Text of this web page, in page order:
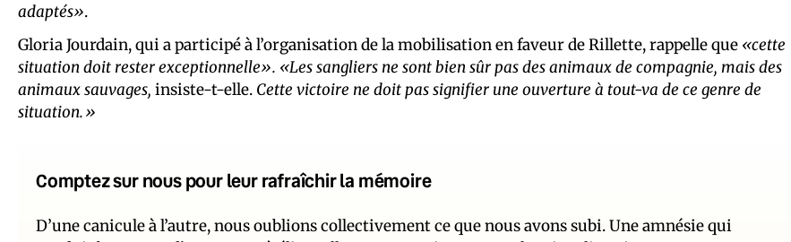
adaptés».
Gloria Jourdain, qui a participé à l’organisation de la mobilisation en faveur de Rillette, rappelle que «cette
situation doit rester exceptionnelle». «Les sangliers ne sont bien sûr pas des animaux de compagnie, mais des
animaux sauvages, insiste-t-elle. Cette victoire ne doit pas signifier une ouverture à tout-va de ce genre de
situation.»
Comptez sur nous pour leur rafraîchir la mémoire
D’une canicule à l’autre, nous oublions collectivement ce que nous avons subi. Une amnésie qui